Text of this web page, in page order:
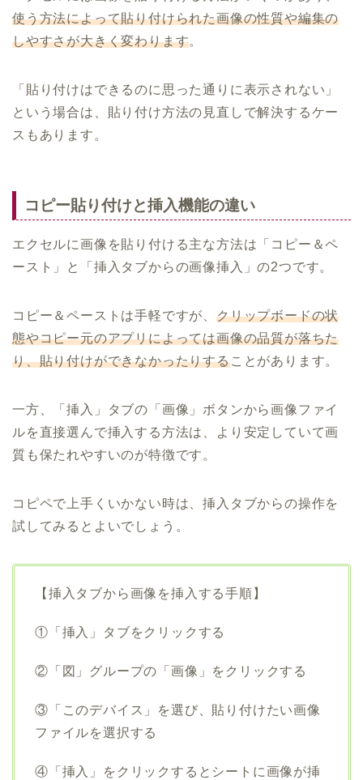
使う方法によって貼り付けられた画像の性質や編集の
しやすさが大きく変わります。
「貼り付けはできるのに思った通りに表示されない」
という場合は、貼り付け方法の見直しで解決するケー
スもあります。
コピー貼り付けと挿入機能の違い
エクセルに画像を貼り付ける主な方法は「コピー＆ペ
ースト」と「挿入タブからの画像挿入」の2つです。
コピー＆ペーストは手軽ですが、クリップボードの状
態やコピー元のアプリによっては画像の品質が落ちた
り、貼り付けができなかったりすることがあります。
一方、「挿入」タブの「画像」ボタンから画像ファイ
ルを直接選んで挿入する方法は、より安定していて画
質も保たれやすいのが特徴です。
コピペで上手くいかない時は、挿入タブからの操作を
試してみるとよいでしょう。
【挿入タブから画像を挿入する手順】
①「挿入」タブをクリックする
②「図」グループの「画像」をクリックする
③「このデバイス」を選び、貼り付けたい画像
ファイルを選択する
④「挿入」をクリックするとシートに画像が挿